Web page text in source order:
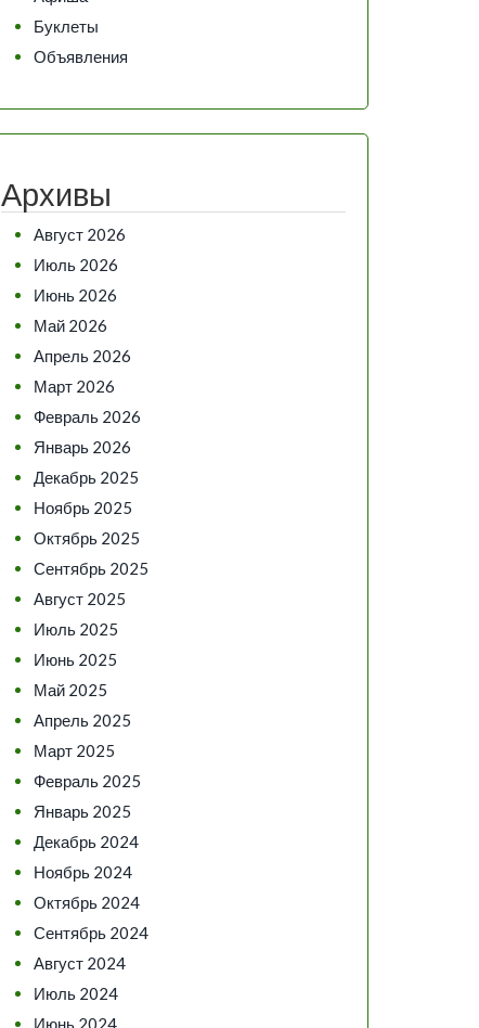
Буклеты
Объявления
Архивы
Август 2026
Июль 2026
Июнь 2026
Май 2026
Апрель 2026
Март 2026
Февраль 2026
Январь 2026
Декабрь 2025
Ноябрь 2025
Октябрь 2025
Сентябрь 2025
Август 2025
Июль 2025
Июнь 2025
Май 2025
Апрель 2025
Март 2025
Февраль 2025
Январь 2025
Декабрь 2024
Ноябрь 2024
Октябрь 2024
Сентябрь 2024
Август 2024
Июль 2024
Июнь 2024